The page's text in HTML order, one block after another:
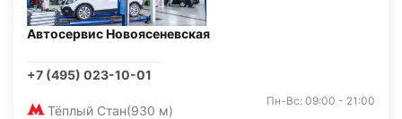
Автосервис Новоясеневская
+7 (495) 023-10-01
Тёплый Стан(930 м)
Пн-Вс: 09:00 - 21:00